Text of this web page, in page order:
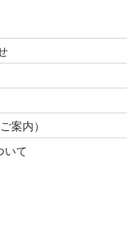
案内）
いて